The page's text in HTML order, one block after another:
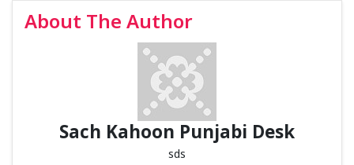
About The Author
Sach Kahoon Punjabi Desk
sds